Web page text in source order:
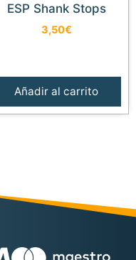
ESP Shank Stops
3,50€
Añadir al carrito